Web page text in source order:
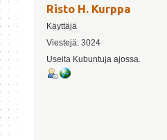
Risto H. Kurppa
Käyttäjä
Viestejä: 3024
Useita Kubuntuja ajossa.